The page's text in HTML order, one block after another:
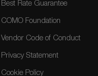
Best Rate Guarantee
COMO Foundation
Vendor Code of Conduct
Privacy Statement
Cookie Policy